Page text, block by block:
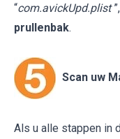
“com.avickUpd.plist
prullenbak.
Scan uw
Als u alle stappen in